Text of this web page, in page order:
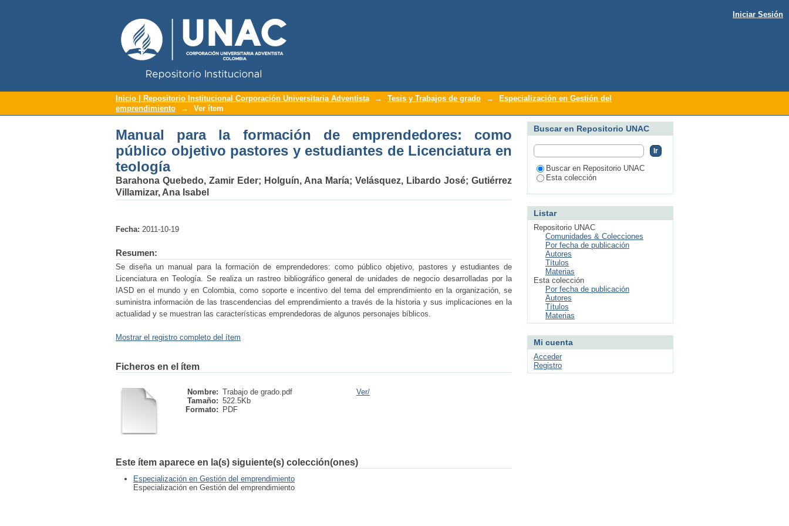
Manual para la formación de emprendedores: como público objetivo pastores y
estudiantes de Licenciatura en teología
Iniciar Sesión
Inicio | Repositorio Institucional Corporación Universitaria Adventista → Tesis y Trabajos de grado →
Especialización en Gestión del
emprendimiento
→ Ver ítem
Manual para la formación de emprendedores: como
público objetivo pastores y estudiantes de Licenciatura en
teología
Barahona Quebedo, Zamir Eder; Holguín, Ana María; Velásquez, Libardo José; Gutiérrez
Villamizar, Ana Isabel
Fecha: 2011-10-19
Resumen:
Se diseña un manual para la formación de emprendedores: como público objetivo, pastores y estudiantes de
Licenciatura en Teología. Se realiza un rastreo bibliográfico general de unidades de negocio desarrolladas por la
IASD en el mundo y en Colombia, como soporte e incentivo del tema del emprendimiento en la organización, se
suministra información de las trascendencias del emprendimiento a través de la historia y sus implicaciones en la
actualidad y se muestran las características emprendedoras de algunos personajes bíblicos.
Mostrar el registro completo del ítem
Ficheros en el ítem
Nombre: Trabajo de grado.pdf
Tamaño: 522.5Kb
Formato:
PDF
Ver/
Este ítem aparece en la(s) siguiente(s) colección(ones)
Especialización en Gestión del emprendimiento
Especialización en Gestión del emprendimiento
Buscar en Repositorio UNAC
Buscar en Repositorio UNAC
Esta colección
Listar
Repositorio UNAC
Comunidades & Colecciones
Por fecha de publicación
Autores
Títulos
Materias
Esta colección
Por fecha de publicación
Autores
Títulos
Materias
Mi cuenta
Acceder
Registro